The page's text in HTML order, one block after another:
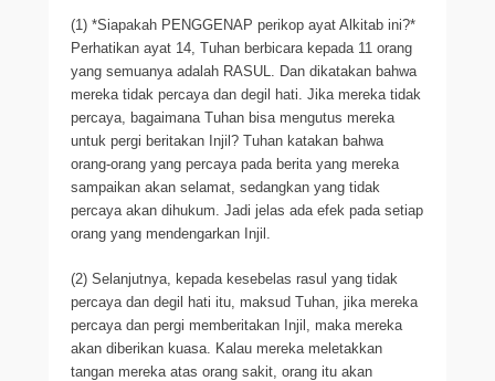
(1) *Siapakah PENGGENAP perikop ayat Alkitab ini?*
Perhatikan ayat 14, Tuhan berbicara kepada 11 orang
yang semuanya adalah RASUL. Dan dikatakan bahwa
mereka tidak percaya dan degil hati. Jika mereka tidak
percaya, bagaimana Tuhan bisa mengutus mereka
untuk pergi beritakan Injil? Tuhan katakan bahwa
orang-orang yang percaya pada berita yang mereka
sampaikan akan selamat, sedangkan yang tidak
percaya akan dihukum. Jadi jelas ada efek pada setiap
orang yang mendengarkan Injil.
(2) Selanjutnya, kepada kesebelas rasul yang tidak
percaya dan degil hati itu, maksud Tuhan, jika mereka
percaya dan pergi memberitakan Injil, maka mereka
akan diberikan kuasa. Kalau mereka meletakkan
tangan mereka atas orang sakit, orang itu akan